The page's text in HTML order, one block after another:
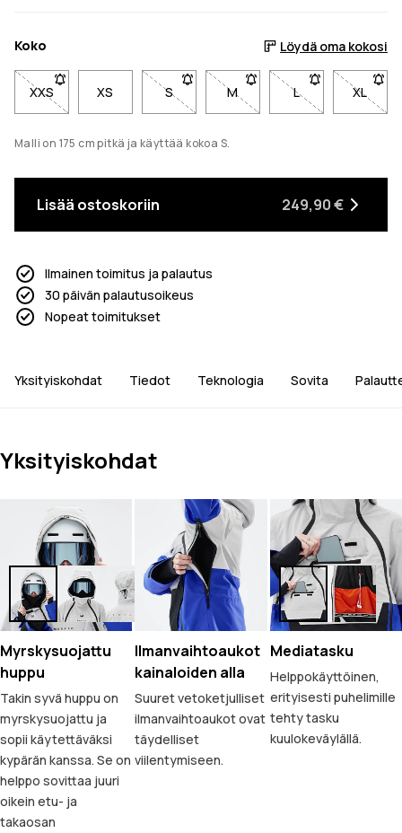
Koko Löydä oma kokosi
XXS- Koko XXS ei ole saatavilla. Napsauta saadaksesi
XS S- Koko S ei ole saatavilla. Napsauta
M- Koko M ei ole saatavilla.
L- Koko L ei ole
XL- Koko
Malli on 175 cm pitkä ja käyttää kokoa S.
Lisää ostoskoriin 249,90 €
Ilmainen toimitus ja palautus
30 päivän palautusoikeus
Nopeat toimitukset
Yksityiskohdat Tiedot Teknologia Sovita
Yksityiskohdat
Myrskysuojattu
huppu
Takin syvä huppu on
myrskysuojattu ja
sopii käytettäväksi
kypärän kanssa. Se on
helppo sovittaa juuri
oikein etu- ja
takaosan
Ilmanvaihtoaukot
kainaloiden alla
Suuret vetoketjulliset
ilmanvaihtoaukot ovat
täydelliset
viilentymiseen.
Mediatasku
Helppokäyttöinen,
erityisesti puhelimille
tehty tasku
kuulokeväylällä.